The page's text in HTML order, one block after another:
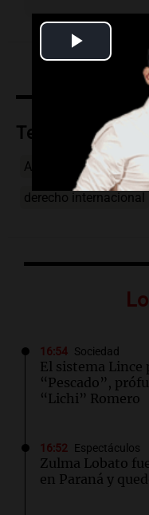
Video
Temas
Axel Kicillof
derecho internacional
16:54 Sociedad
El sistema Lince
“Pescado”,
“Lichi” Romero
16:52 Espectáculos
Zulma Lobato
en Paraná y